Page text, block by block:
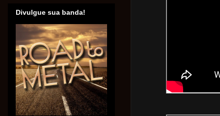
Divulgue sua banda!